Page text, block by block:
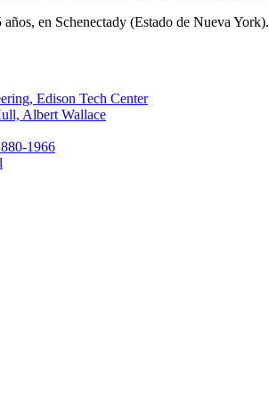
en Schenectady (Estado de Nueva York).
Edison Tech Center
Albert Wallace
1966